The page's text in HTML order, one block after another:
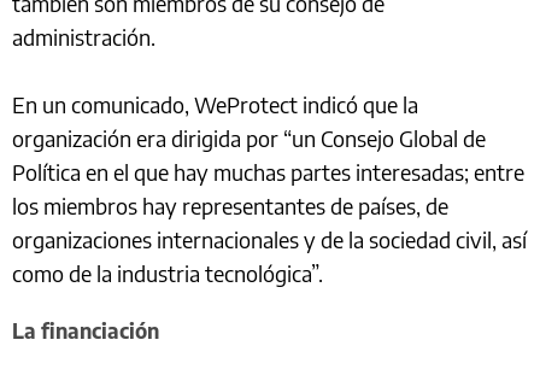
administración.
En un comunicado, WeProtect indicó que la
organización era dirigida por “un Consejo Global de
Política en el que hay muchas partes interesadas; entre
los miembros hay representantes de países, de
organizaciones internacionales y de la sociedad civil, así
como de la industria tecnológica”.
La financiación